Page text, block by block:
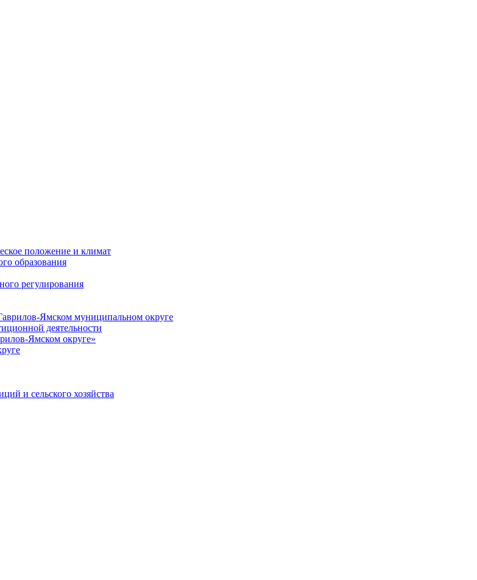
положение и климат
образования
регулирования
Ямском муниципальном округе
деятельности
Ямском округе»
и сельского хозяйства